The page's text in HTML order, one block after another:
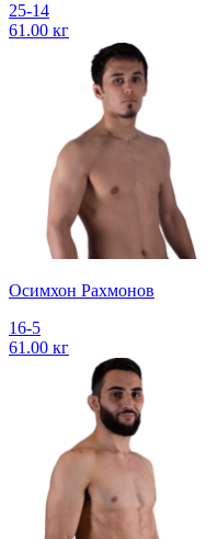
25-14
61.00 кг
Осимхон Рахмонов
16-5
61.00 кг